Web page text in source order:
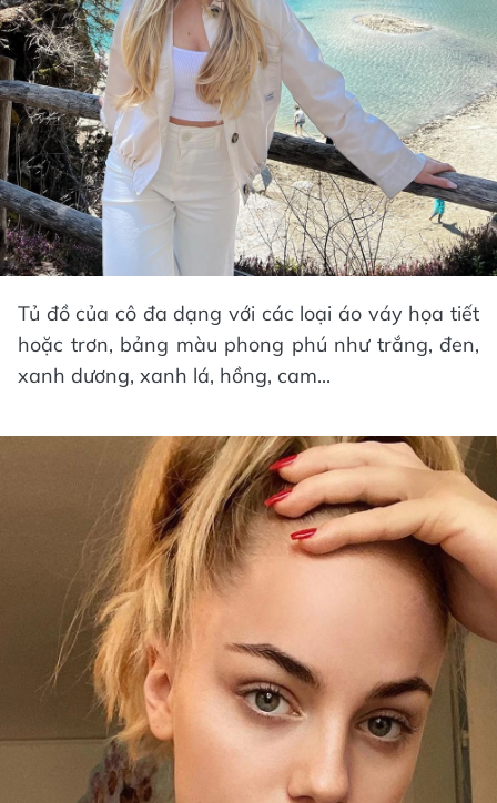
Tủ đồ của cô đa dạng với các loại áo váy họa tiết
hoặc trơn, bảng màu phong phú như trắng, đen,
xanh dương, xanh lá, hồng, cam...